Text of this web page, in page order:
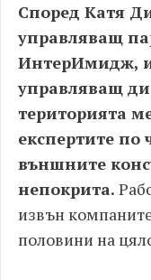
Според Катя
управляващ
ИнтерИмидж, и
управляващ
територията
експертите по
външните
непокрита.
извън
половини на